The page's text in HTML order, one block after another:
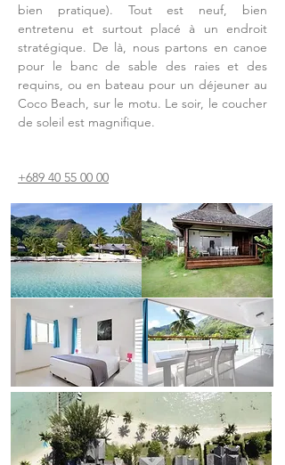
bien pratique). Tout est neuf, bien
entretenu et surtout placé à un endroit
stratégique. De là, nous partons en canoe
pour le banc de sable des raies et des
requins, ou en bateau pour un déjeuner au
Coco Beach, sur le motu. Le soir, le coucher
de soleil est magnifique.
+689 40 55 00 00